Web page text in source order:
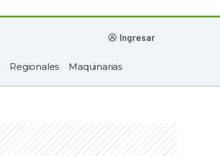
ingresar
Regionales Maquinarias